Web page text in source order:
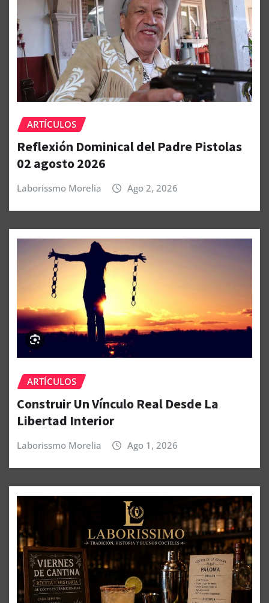
ARTÍCULOS
Reflexión Dominical del Padre Pistolas
02 agosto 2026
Laborissmo Morelia Ago 2, 2026
ARTÍCULOS
Construir Un Vínculo Real Desde La
Libertad Interior
Laborissmo Morelia Ago 1, 2026